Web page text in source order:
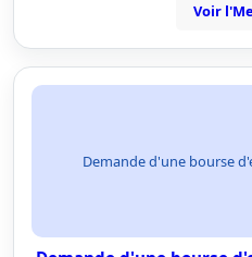
Voir
Demande d'une bourse